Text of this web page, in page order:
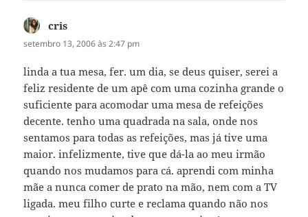
cris
setembro 13, 2006 às 2:47 pm
linda a tua mesa, fer. um dia, se deus quiser, serei a
feliz residente de um apê com uma cozinha grande o
suficiente para acomodar uma mesa de refeições
decente. tenho uma quadrada na sala, onde nos
sentamos para todas as refeições, mas já tive uma
maior. infelizmente, tive que dá-la ao meu irmão
quando nos mudamos para cá. aprendi com minha
mãe a nunca comer de prato na mão, nem com a TV
ligada. meu filho curte e reclama quando não nos